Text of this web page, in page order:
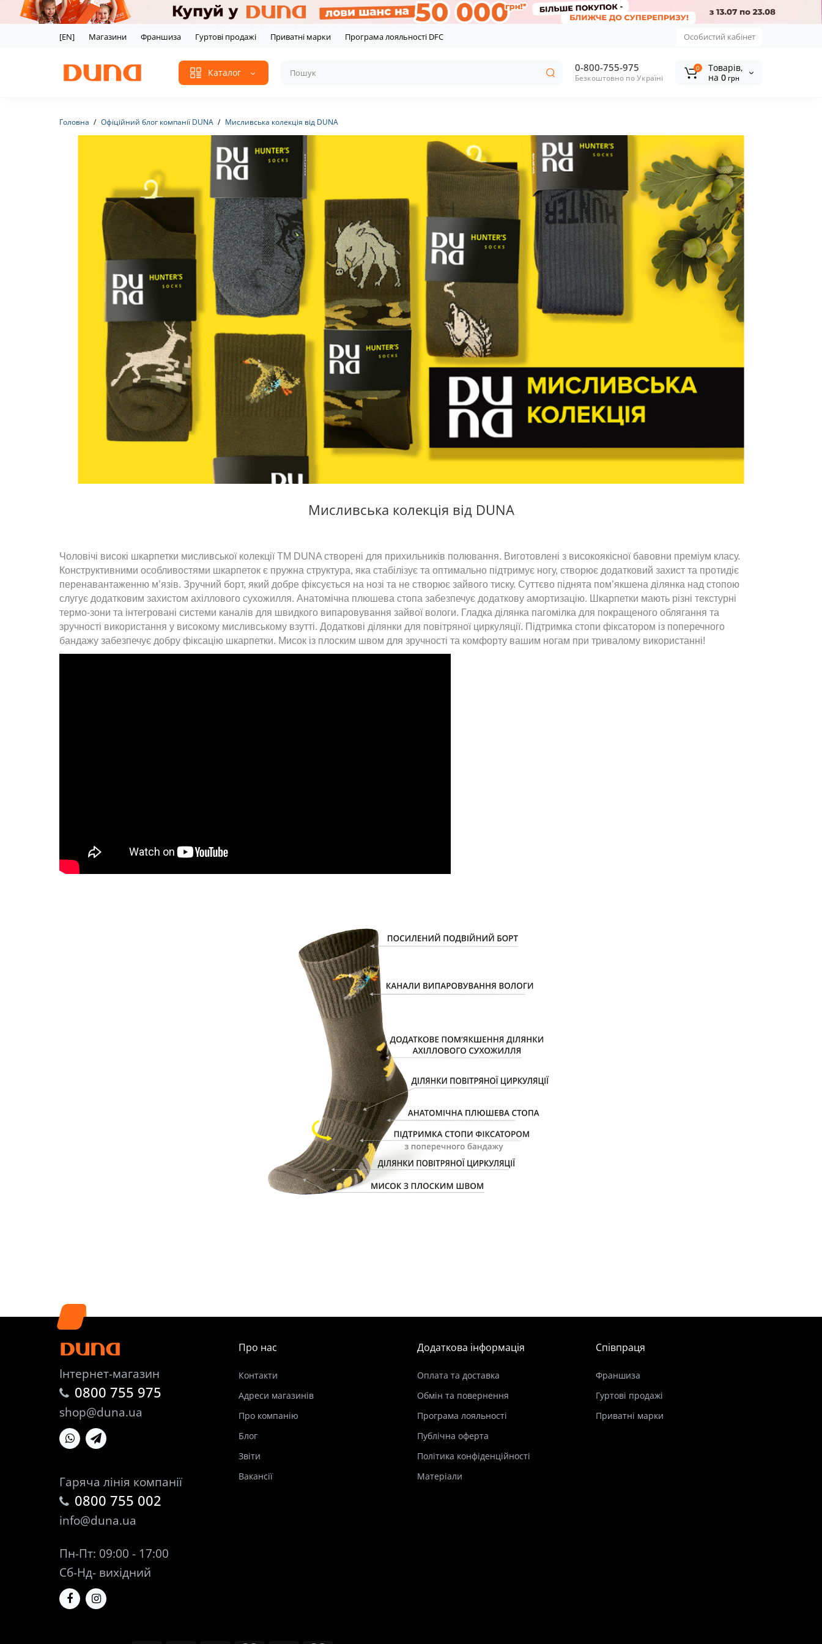
[EN] Магазини Франшиза Гуртові продажі Приватні марки Програма лояльності DFC Особистий кабінет
Каталог 0-800-755-975
Безкоштовно по Україні
0
Tоварів,
на 0 грн
Головна Офіційний блог компанії DUNA Мисливська колекція від DUNA
Мисливська колекція від DUNA
Чоловічі високі шкарпетки мисливської колекції ТМ DUNA створені для прихильників полювання. Виготовлені з високоякісної бавовни преміум класу.
Конструктивними особливостями шкарпеток є пружна структура, яка стабілізує та оптимально підтримує ногу, створює додатковий захист та протидіє
перенавантаженню м’язів. Зручний борт, який добре фіксується на нозі та не створює зайвого тиску. Суттєво піднята пом’якшена ділянка над стопою
слугує додатковим захистом ахіллового сухожилля. Анатомічна плюшева стопа забезпечує додаткову амортизацію. Шкарпетки мають різні текстурні
термо-зони та інтегровані системи каналів для швидкого випаровування зайвої вологи. Гладка ділянка пагомілка для покращеного облягання та
зручності використання у високому мисливському взутті. Додаткові ділянки для повітряної циркуляції. Підтримка стопи фіксатором із поперечного
бандажу забезпечує добру фіксацію шкарпетки. Мисок із плоским швом для зручності та комфорту вашим ногам при тривалому використанні!
Інтернет-магазин
0800 755 975
shop@duna.ua
Гаряча лінія компанії
0800 755 002
info@duna.ua
Пн-Пт: 09:00 - 17:00
Сб-Нд- вихідний
Про нас
Контакти
Адреси магазинів
Про компанію
Блог
Звіти
Вакансії
Додаткова інформація
Оплата та доставка
Обмін та повернення
Програма лояльності
Публічна оферта
Політика конфіденційності
Матеріали
Співпраця
Франшиза
Гуртові продажі
Приватні марки